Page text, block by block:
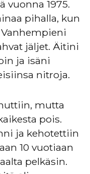
vuonna 1975.
pihalla, kun
jäljet. Äitini
ja isäni
nitroja.
mutta
pois.
ja kehotettiin
10 vuotiaan
pelkäsin.